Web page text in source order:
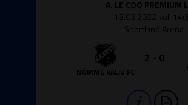
A. LE COQ PREMIUM
13.03.2022 kell
Sportland Arena
NÕMME KALJU FC
2 - 0